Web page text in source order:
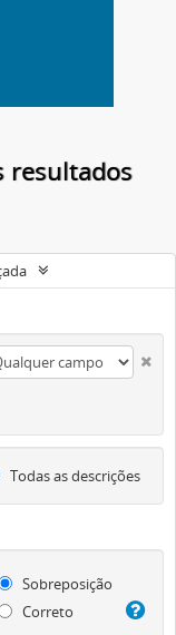
resultados
Todas as descrições
Sobreposição
Correto